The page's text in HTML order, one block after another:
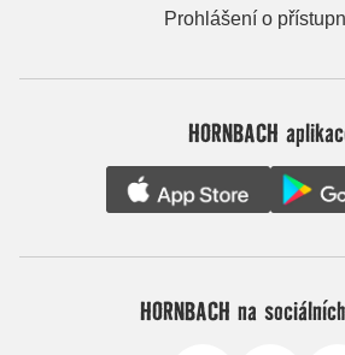
Prohlášení o
HORNBACH
HORNBACH na